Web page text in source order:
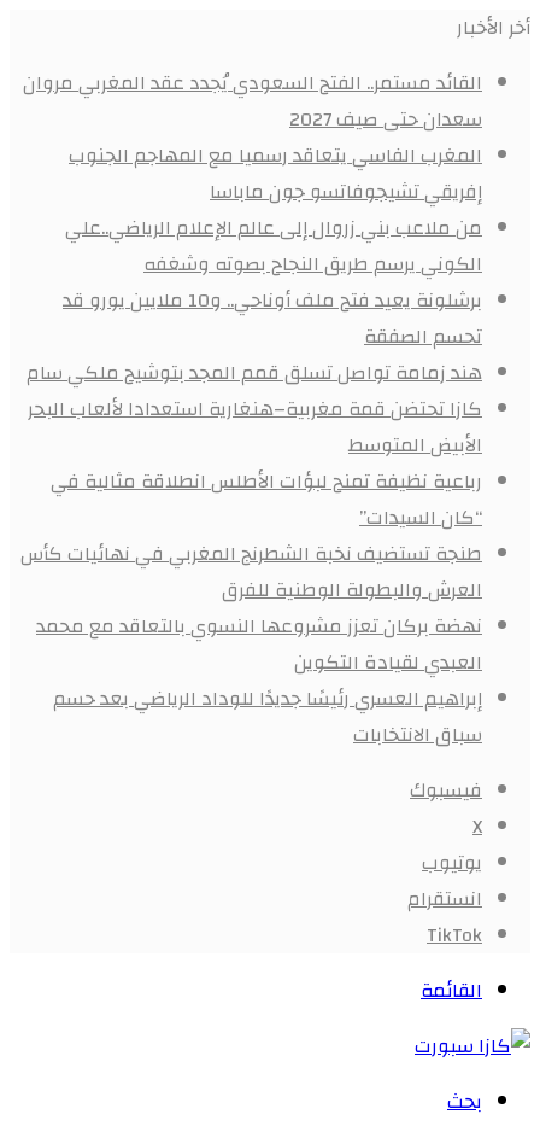
أخر الأخبار
القائد مستمر.. الفتح السعودي يُجدد عقد المغربي مروان
سعدان حتى صيف 2027
المغرب الفاسي يتعاقد رسميا مع المهاجم الجنوب
إفريقي تشيجوفاتسو جون ماباسا
من ملاعب بني زروال إلى عالم الإعلام الرياضي..علي
الكوني يرسم طريق النجاح بصوته وشغفه
برشلونة يعيد فتح ملف أوناحي.. و10 ملايين يورو قد
تحسم الصفقة
هند زمامة تواصل تسلق قمم المجد بتوشيح ملكي سام
كازا تحتضن قمة مغربية–هنغارية استعدادا لألعاب البحر
الأبيض المتوسط
رباعية نظيفة تمنح لبؤات الأطلس انطلاقة مثالية في
“كان السيدات”
طنجة تستضيف نخبة الشطرنج المغربي في نهائيات كأس
العرش والبطولة الوطنية للفرق
نهضة بركان تعزز مشروعها النسوي بالتعاقد مع محمد
العبدي لقيادة التكوين
إبراهيم العسري رئيسًا جديدًا للوداد الرياضي بعد حسم
سباق الانتخابات
فيسبوك
X
يوتيوب
انستقرام
‫TikTok
القائمة
بحث